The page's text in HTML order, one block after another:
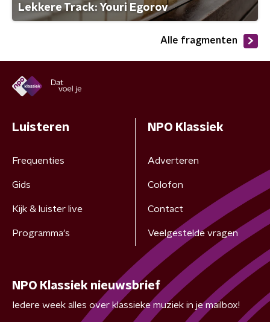
Lekkere Track: Youri Egorov
Alle fragmenten
Luisteren
Frequenties
Gids
Kijk & luister live
Programma's
NPO Klassiek
Adverteren
Colofon
Contact
Veelgestelde vragen
NPO Klassiek nieuwsbrief
Iedere week alles over klassieke muziek in je mailbox!